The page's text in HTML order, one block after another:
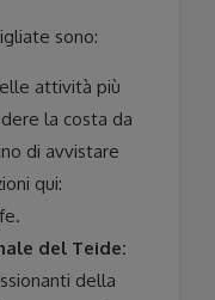
sono:
attività più
la costa da
di avvistare
qui:
del Teide:
della